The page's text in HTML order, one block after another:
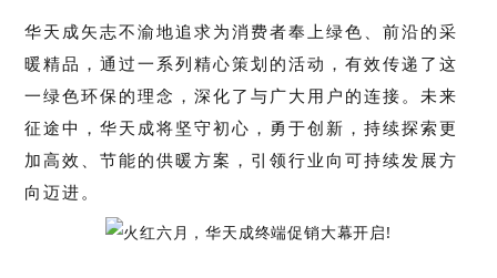
华天成矢志不渝地追求为消费者奉上绿色、前沿的采
暖精品，通过一系列精心策划的活动，有效传递了这
一绿色环保的理念，深化了与广大用户的连接。未来
征途中，华天成将坚守初心，勇于创新，持续探索更
加高效、节能的供暖方案，引领行业向可持续发展方
向迈进。